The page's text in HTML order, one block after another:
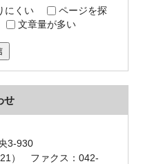
にくい
ページを探
文章量が多い
せ
3-930
） ファクス：042-